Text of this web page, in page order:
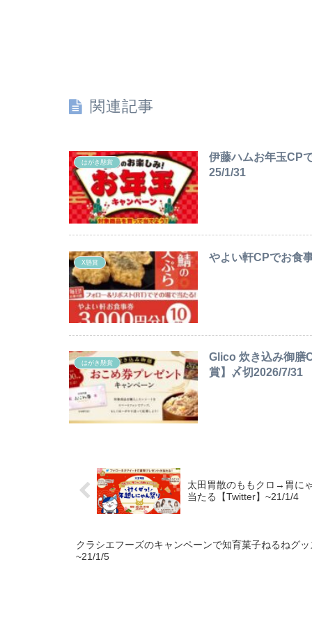
関連記事
はがき懸賞
伊藤ハムお年玉CP
25/1/31
X懸賞 やよい軒CPでお食
はがき懸賞
Glico 炊き込み御膳
賞】〆切2026/7/31
太田胃散のももクロ→胃に
当たる【Twitter】~21/1/4
クラシエフーズのキャンペーンで知育菓子ねるねグ
~21/1/5